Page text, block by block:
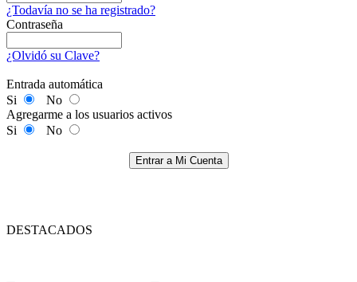
¿Todavía no se ha registrado?
Contraseña
¿Olvidó su Clave?
Entrada automática
Si
No
Agregarme a los usuarios activos
Si
No
Entrar a Mi Cuenta
DESTACADOS